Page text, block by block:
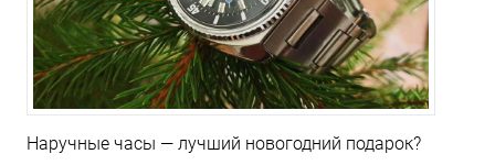
Наручные часы — лучший новогодний подарок?